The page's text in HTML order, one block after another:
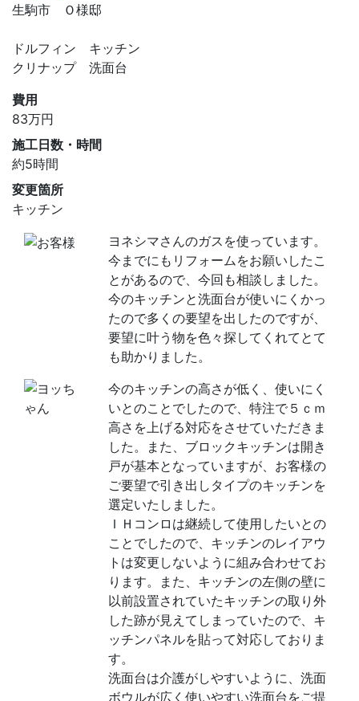
生駒市 Ｏ様邸
ドルフィン キッチン
クリナップ 洗面台
費用
83万円
施工日数・時間
約5時間
変更箇所
キッチン
ヨネシマさんのガスを使っています。
今までにもリフォームをお願いしたこ
とがあるので、今回も相談しました。
今のキッチンと洗面台が使いにくかっ
たので多くの要望を出したのですが、
要望に叶う物を色々探してくれてとて
も助かりました。
今のキッチンの高さが低く、使いにく
いとのことでしたので、特注で５ｃｍ
高さを上げる対応をさせていただきま
した。また、ブロックキッチンは開き
戸が基本となっていますが、お客様の
ご要望で引き出しタイプのキッチンを
選定いたしました。
ＩＨコンロは継続して使用したいとの
ことでしたので、キッチンのレイアウ
トは変更しないように組み合わせてお
ります。また、キッチンの左側の壁に
以前設置されていたキッチンの取り外
した跡が見えてしまっていたので、キ
ッチンパネルを貼って対応しておりま
す。
洗面台は介護がしやすいように、洗面
ボウルが広く使いやすい洗面台をご提